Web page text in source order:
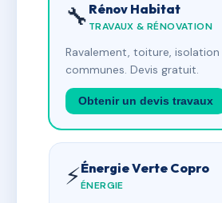
🔧 Rénov Habitat
TRAVAUX & RÉNOVATION
Ravalement, toiture,
communes. Devis gratuit.
Obtenir un devis travaux
⚡Énergie Verte Copro
ÉNERGIE